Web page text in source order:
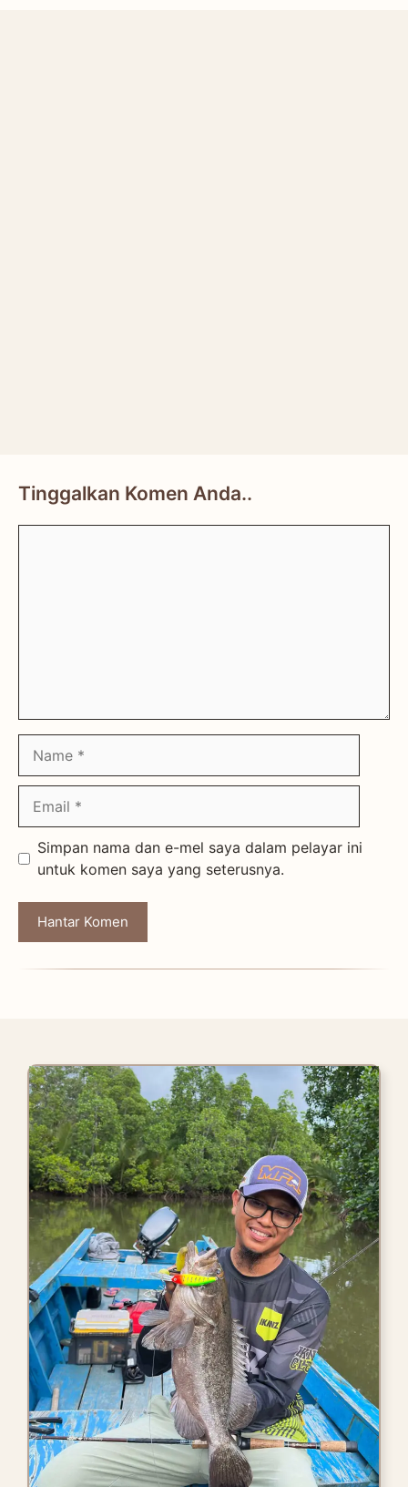
Tinggalkan Komen Anda..
Simpan nama dan e-mel saya dalam pelayar ini
untuk komen saya yang seterusnya.